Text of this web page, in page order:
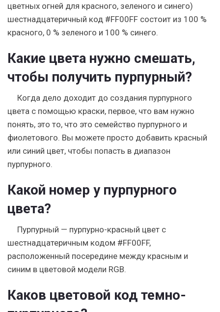
цветных огней для красного, зеленого и синего)
шестнадцатеричный код #FF00FF состоит из 100 %
красного, 0 % зеленого и 100 % синего.
Какие цвета нужно смешать,
чтобы получить пурпурный?
Когда дело доходит до создания пурпурного
цвета с помощью краски, первое, что вам нужно
понять, это то, что это семейство пурпурного и
фиолетового. Вы можете просто добавить красный
или синий цвет, чтобы попасть в диапазон
пурпурного.
Какой номер у пурпурного
цвета?
Пурпурный — пурпурно-красный цвет с
шестнадцатеричным кодом #FF00FF,
расположенный посередине между красным и
синим в цветовой модели RGB.
Каков цветовой код темно-